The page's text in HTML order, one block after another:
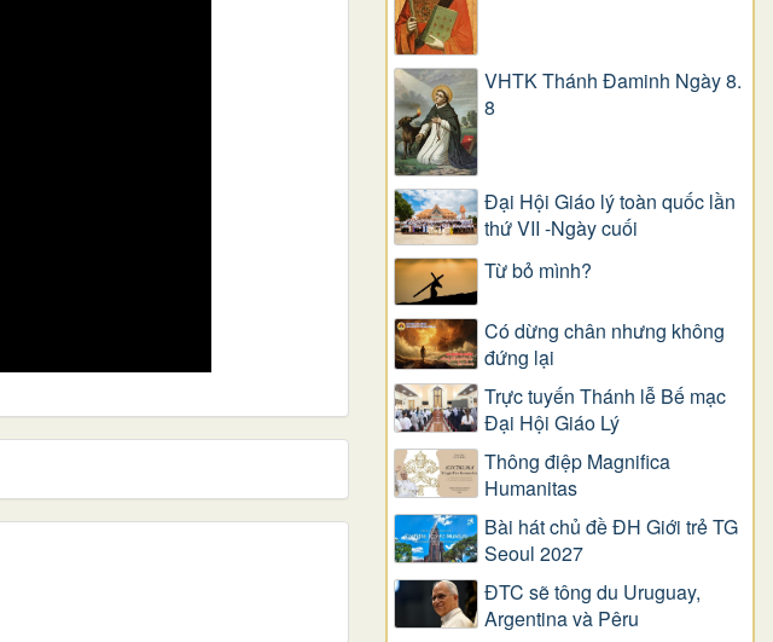
VHTK Thánh Đaminh Ngày 8.
8
Đại Hội Giáo lý toàn quốc lần
thứ VII -Ngày cuối
Từ bỏ mình?
Có dừng chân nhưng không
đứng lại
Trực tuyến Thánh lễ Bế mạc
Đại Hội Giáo Lý
Thông điệp Magnifica
Humanitas
Bài hát chủ đề ĐH Giới trẻ TG
Seoul 2027
ĐTC sẽ tông du Uruguay,
Argentina và Pêru